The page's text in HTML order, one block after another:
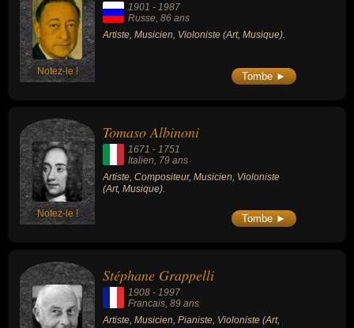
Notez-le !
1901 - 1987
Russe , 86 ans
Artiste, Musicien, Violoniste (Art, Musique).
Tombe ►
Notez-le !
Tomaso Albinoni
1671 - 1751
Italien, 79 ans
Artiste, Compositeur, Musicien, Violoniste
(Art, Musique).
Tombe ►
Stéphane Grappelli
1908 - 1997
Francais , 89 ans
Artiste, Musicien, Pianiste, Violoniste (Art,